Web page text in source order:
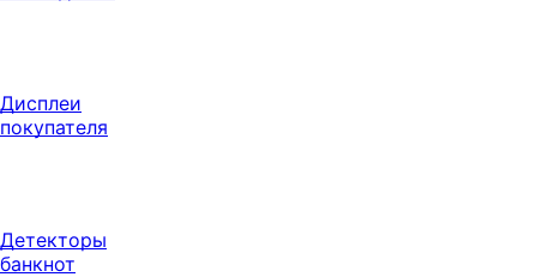
Дисплеи
покупателя
Детекторы
банкнот